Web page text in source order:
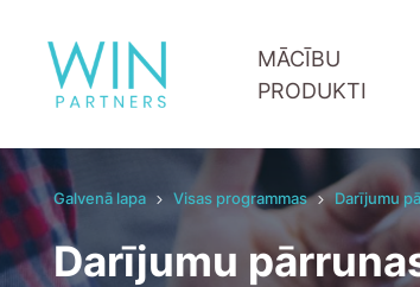
MĀCĪBU
PRODUKTI
NSPV Individuālās mācības ar
Jūsu uzņēmuma mācību grupa
Raksti izaugsmei
Piesakies jaunumiem
Galvenā lapa Visas programmas Darījumu
Darījumu